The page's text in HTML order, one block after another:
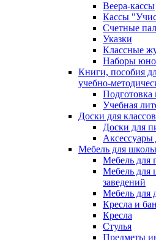
Веера-кассы
Кассы
Счетные
Указки
Классные
Наборы
Книги, пособия
учебно-
Подготовка
Учебная
Доски для
Доски для
Аксессуары
Мебель для школы
Мебель для
Мебель для
заведений
Мебель для
Кресла и
Кресла
Стулья
Предметы